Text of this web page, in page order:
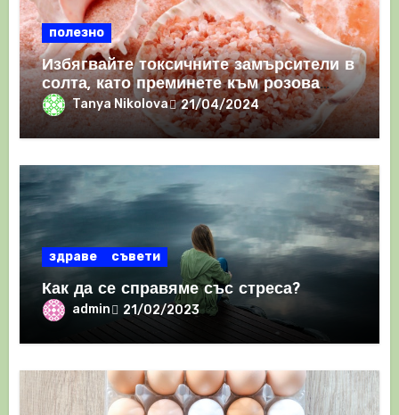
полезно
Избягвайте токсичните замърсители в
солта, като преминете към розова
хималайска сол
Tanya Nikolova 21/04/2024
здраве съвети
Как да се справяме със стреса?
admin 21/02/2023